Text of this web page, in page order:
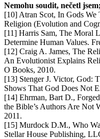
Nemohu soudit, nečetl
[10] Atran Scot, In Gods We
Religion (Evolution and
[11] Harris Sam, The Moral
Determine Human Values.
[12] Craig A. James, The
An Evolutionist Explains
O Books, 2010.
[13] Stenger J. Victor, God:
Shows That God Does Not
[14] Ehrman, Bart D.,
the Bible’s Authors Are Not
2011.
[15] Murdock D.M., Who
Stellar House Publishing,